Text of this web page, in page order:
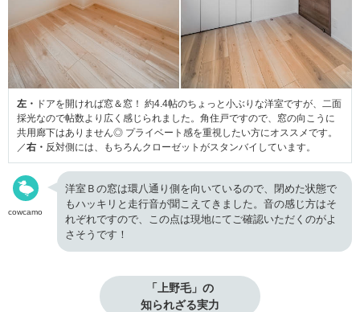
左・ ドアを開ければ窓＆窓！ 約4.4帖のちょっと小ぶりな洋室ですが、二面
採光なので帖数より広く感じられました。角住戸ですので、窓の向こうに
共用廊下はありません◎ プライベート感を重視したい方にオススメです。
／右・ 反対側には、もちろんクローゼットがスタンバイしています。
cowcamo
洋室Ｂの窓は環八通り側を向いているので、閉めた状態で
もハッキリと走行音が聞こえてきました。音の感じ方はそ
れぞれですので、この点は現地にてご確認いただくのがよ
さそうです！
「上野毛」の
知られざる実力